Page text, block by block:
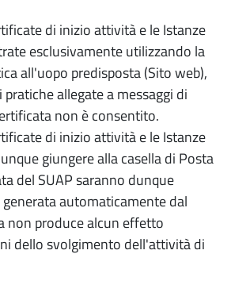
di inizio attività e le Istanze
esclusivamente utilizzando la
all'uopo predisposta (Sito web),
allegate a messaggi di
non è consentito.
di inizio attività e le Istanze
giungere alla casella di Posta
del SUAP saranno dunque
automaticamente dal
non produce alcun effetto
dello svolgimento dell'attività di